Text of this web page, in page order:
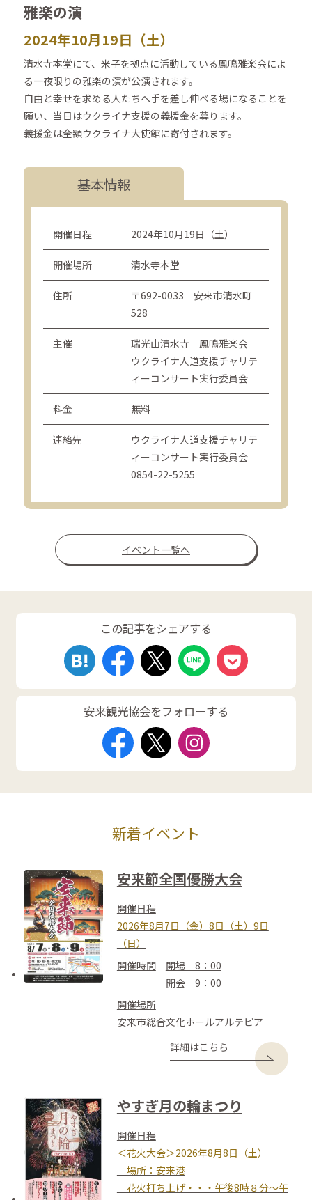
雅楽の演
2024年10月19日（土）
清水寺本堂にて、米子を拠点に活動している鳳鳴雅楽会によ
る一夜限りの雅楽の演が公演されます。
自由と幸せを求める人たちへ手を差し伸べる場になることを
願い、当日はウクライナ支援の義援金を募ります。
義援金は全額ウクライナ大使館に寄付されます。
基本情報
開催日程 2024年10月19日（土）
開催場所 清水寺本堂
住所
〒692-0033 安来市清水町
528
主催
瑞光山清水寺 鳳鳴雅楽会
ウクライナ人道支援チャリテ
ィーコンサート実行委員会
料金 無料
連絡先
ウクライナ人道支援チャリテ
ィーコンサート実行委員会
0854-22-5255
イベント一覧へ
この記事をシェアする
安来観光協会をフォローする
新着イベント
安来節全国優勝大会
開催日程
2026年8月7日（金）8日（土）9日
（日）
開催時間
開場 8：00
開会 9：00
開催場所
安来市総合文化ホールアルテピア
詳細はこちら
やすぎ月の輪まつり
開催日程
＜花火大会＞2026年8月8日（土）
場所：安来港
花火打ち上げ・・・午後8時８分～午